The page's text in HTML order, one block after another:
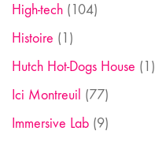
High-tech (104)
Histoire (1)
Hutch Hot-Dogs House (1)
Ici Montreuil (77)
Immersive Lab (9)